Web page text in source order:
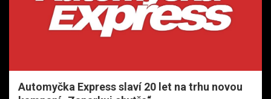
Automyčka Express slaví 20 let na trhu novou